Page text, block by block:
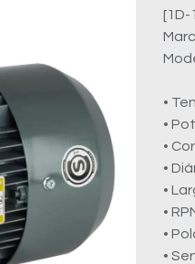
[1D-
•
•
•
•
•
•
•
•